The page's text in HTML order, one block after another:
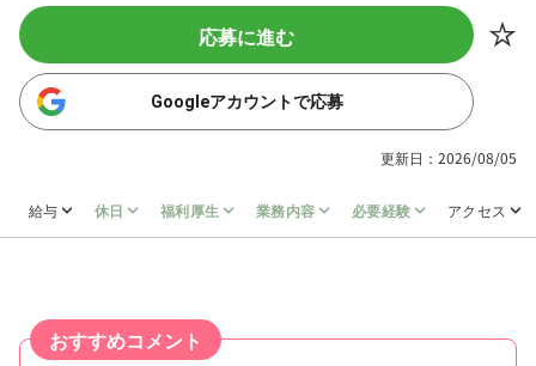
応募に進む
Googleアカウントで応募
更新日：2026/08/05
給与 休日 福利厚生 業務内容 必要経験 アクセス
おすすめコメント